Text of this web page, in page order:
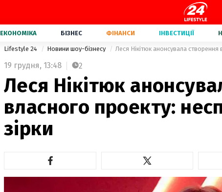
ЕКОНОМІКА БІЗНЕС ФІНАНСИ ІНВЕСТИЦІЇ
Lifestyle 24 Новини шоу-бізнесу Леся Нікітюк анонсувала створення
19 грудня, 13:48 2
Леся Нікітюк
власного проекту:
зірки